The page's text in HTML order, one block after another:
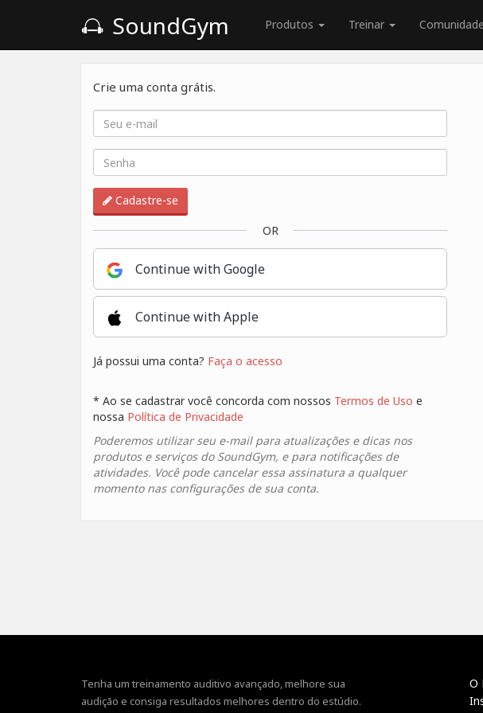
SoundGym Produtos Treinar Comunidade
Crie uma conta grátis.
Cadastre-se
OR
Continue with Google
Continue with Apple
Já possui uma conta? Faça o acesso
* Ao se cadastrar você concorda com nossos Termos de Uso e
nossa Política de Privacidade
Poderemos utilizar seu e-mail para atualizações e dicas nos
produtos e serviços do SoundGym, e para notificações de
atividades. Você pode cancelar essa assinatura a qualquer
momento nas configurações de sua conta.
Tenha um treinamento auditivo avançado, melhore sua
audição e consiga resultados melhores dentro do estúdio.
O